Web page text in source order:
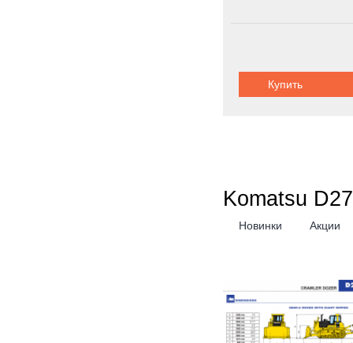
Купить
Komatsu
Новинки Акции